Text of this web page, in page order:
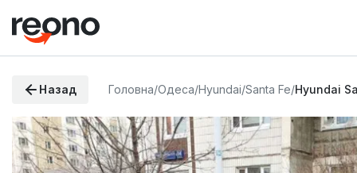
Назад Головна/Одеса/Hyundai/Santa Fe/Hyundai